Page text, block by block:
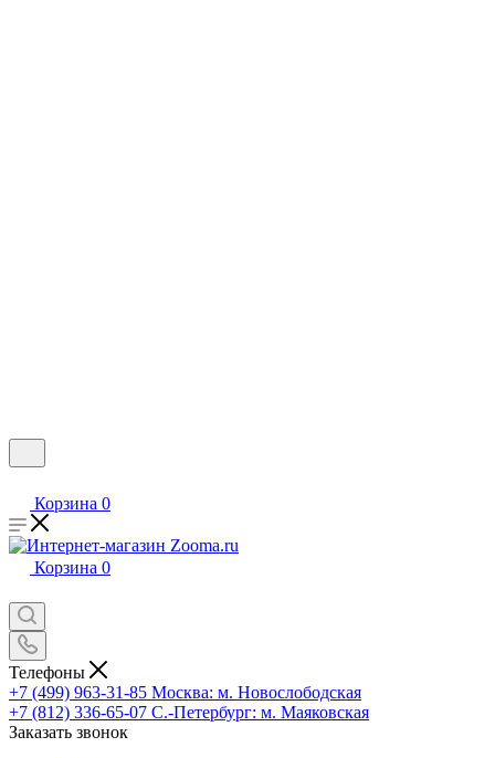
Корзина 0
Корзина 0
Телефоны
+7 (499) 963-31-85 Москва: м. Новослободская
+7 (812) 336-65-07 С.-Петербург: м. Маяковская
Заказать звонок